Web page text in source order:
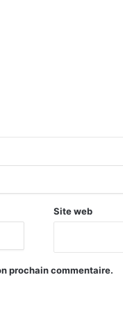
Site web
prochain commentaire.